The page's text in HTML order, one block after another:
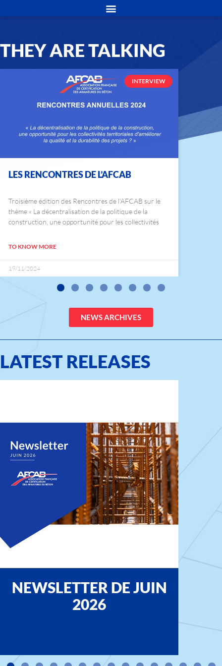
THEY ARE TALKING
INTERVIEW
LES RENCONTRES DE L’AFCAB
Troisième édition des Rencontres de l'AFCAB sur le
thème « La décentralisation de la politique de la
construction, une opportunité pour les collectivités
TO KNOW MORE
19/11/2024
NEWS ARCHIVES
LATEST RELEASES
NEWSLETTER DE JUIN
2026